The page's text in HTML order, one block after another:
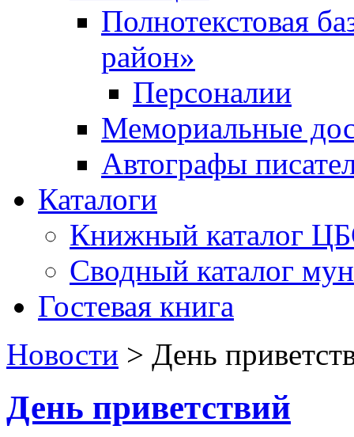
Полнотекстовая
район»
Персоналии
Мемориальные
Автографы
Каталоги
Книжный каталог
Сводный каталог
Гостевая книга
Новости > День
День приветствий